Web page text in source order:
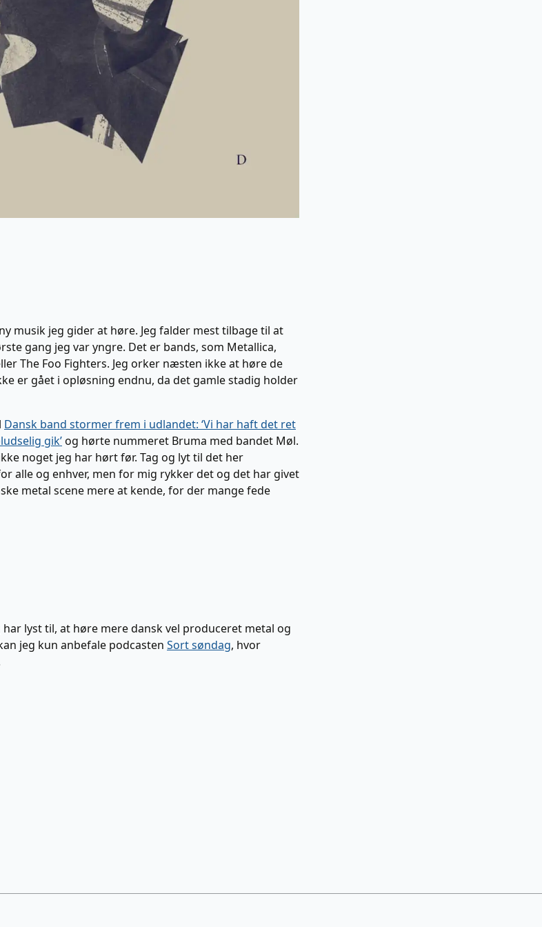
musik jeg gider at høre. Jeg falder mest tilbage til at
gang jeg var yngre. Det er bands, som Metallica,
The Foo Fighters. Jeg orker næsten ikke at høre de
er gået i opløsning endnu, da det gamle stadig holder
Dansk band stormer frem i udlandet: ‘Vi har haft det ret
gik’og hørte nummeret Bruma med bandet Møl.
noget jeg har hørt før. Tag og lyt til det her
alle og enhver, men for mig rykker det og det har givet
metal scene mere at kende, for der mange fede
lyst til, at høre mere dansk vel produceret metal og
jeg kun anbefale podcasten Sort søndag, hvor